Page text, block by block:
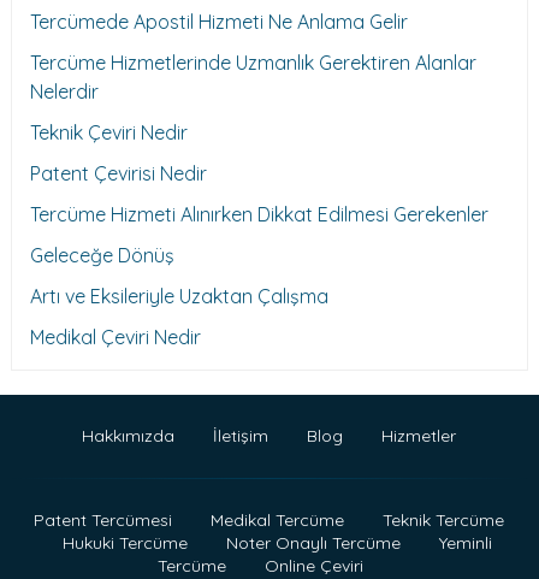
Tercümede Apostil Hizmeti Ne Anlama Gelir
Tercüme Hizmetlerinde Uzmanlık Gerektiren Alanlar
Nelerdir
Teknik Çeviri Nedir
Patent Çevirisi Nedir
Tercüme Hizmeti Alınırken Dikkat Edilmesi Gerekenler
Geleceğe Dönüş
Artı ve Eksileriyle Uzaktan Çalışma
Medikal Çeviri Nedir
Hakkımızda İletişim Blog Hizmetler
Patent Tercümesi Medikal Tercüme
Teknik Tercüme
Hukuki Tercüme
Noter Onaylı Tercüme
Yeminli
Tercüme
Online Çeviri